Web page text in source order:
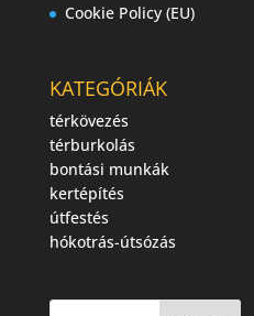
Cookie Policy (EU)
KATEGÓRIÁK
térkövezés
térburkolás
bontási munkák
kertépítés
útfestés
hókotrás-útsózás